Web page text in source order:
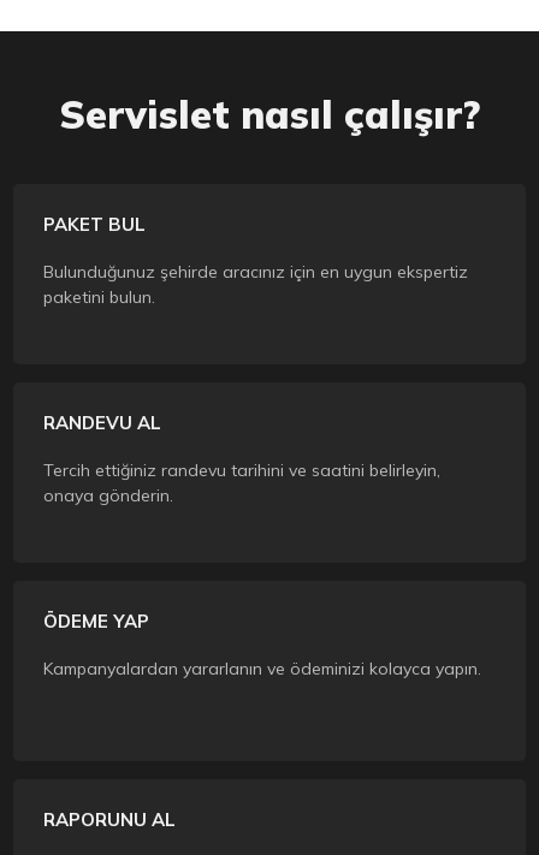
Servislet nasıl çalışır?
PAKET BUL
Bulunduğunuz şehirde aracınız için en uygun ekspertiz
paketini bulun.
RANDEVU AL
Tercih ettiğiniz randevu tarihini ve saatini belirleyin,
onaya gönderin.
ÖDEME YAP
Kampanyalardan yararlanın ve ödeminizi kolayca yapın.
RAPORUNU AL